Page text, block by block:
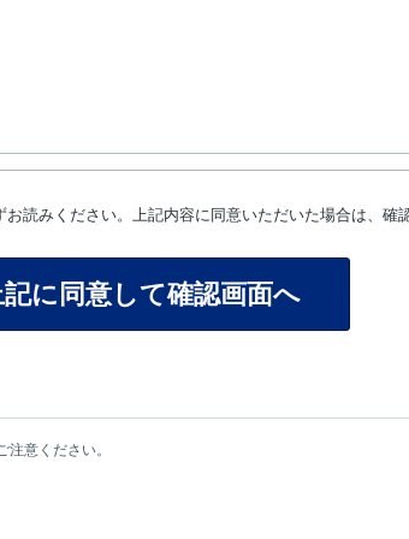
お読みください。上記内容に同意いただいた場合は、確
意ください。